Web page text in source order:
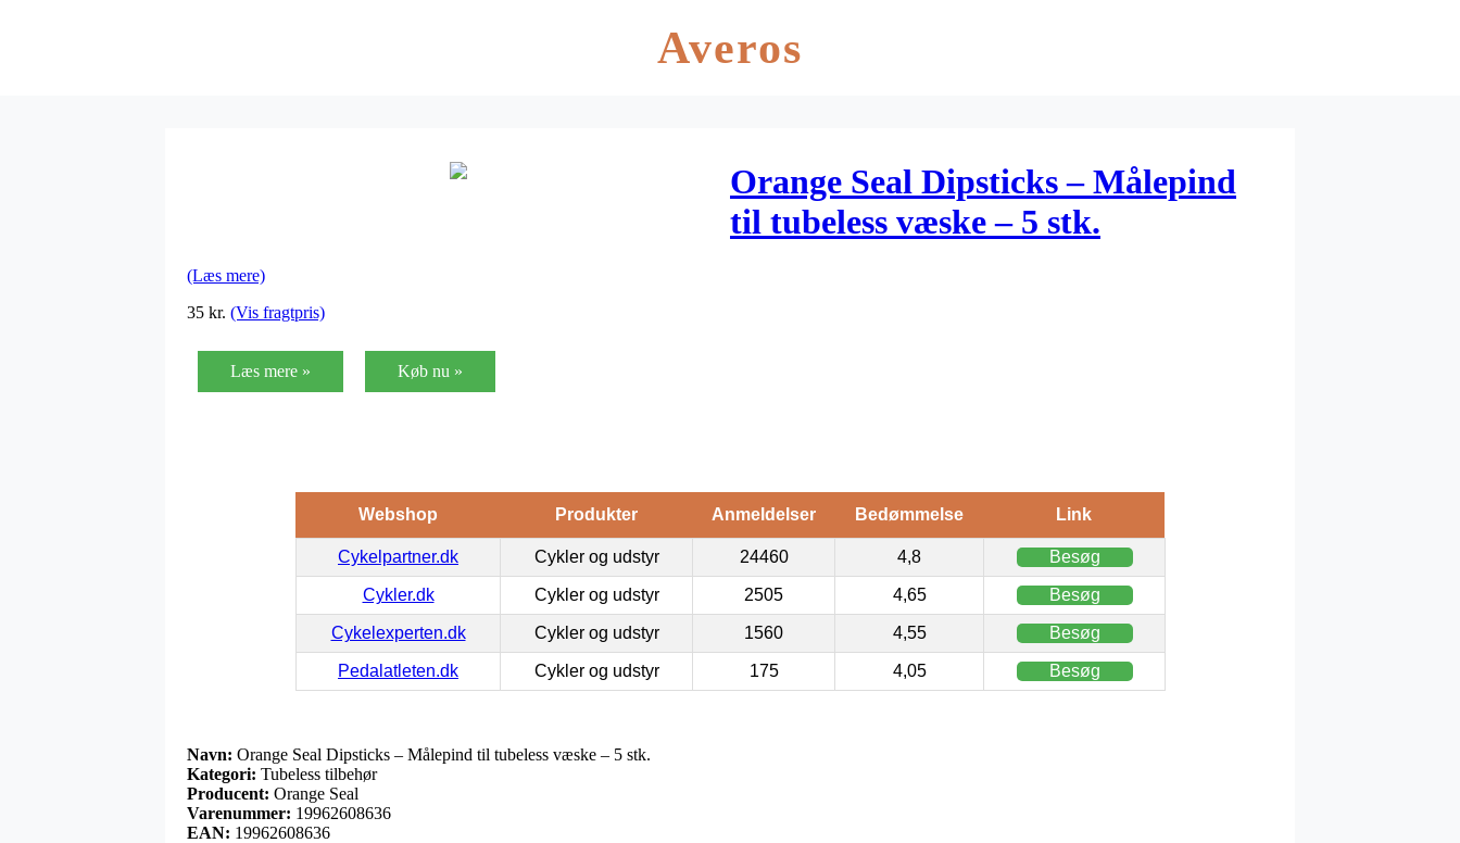
Averos
Orange Seal Dipsticks – Målepind
til tubeless væske – 5 stk.
(Læs mere)
35 kr. (Vis fragtpris)
Læs mere » Køb nu »
Webshop Produkter Anmeldelser Bedømmelse Link
Cykelpartner.dk Cykler og udstyr 24460 4,8 Besøg
Cykler.dk Cykler og udstyr 2505 4,65 Besøg
Cykelexperten.dk Cykler og udstyr 1560 4,55 Besøg
Pedalatleten.dk Cykler og udstyr 175 4,05 Besøg
Navn: Orange Seal Dipsticks – Målepind til tubeless væske – 5 stk.
Kategori: Tubeless tilbehør
Producent: Orange Seal
Varenummer: 19962608636
EAN: 19962608636